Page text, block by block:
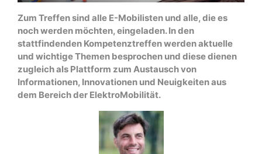
Zum Treffen sind alle E-Mobilisten und alle, die es
noch werden möchten, eingeladen. In den
stattfindenden Kompetenztreffen werden aktuelle
und wichtige Themen besprochen und diese dienen
zugleich als Plattform zum Austausch von
Informationen, Innovationen und Neuigkeiten aus
dem Bereich der ElektroMobilität.